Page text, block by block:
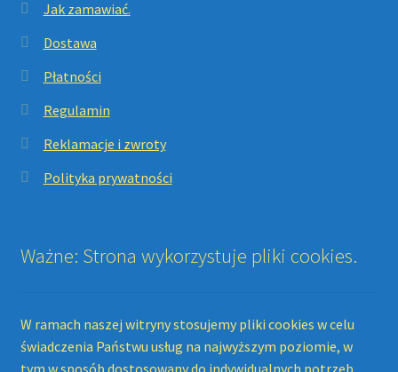
Jak zamawiać.
Dostawa
Płatności
Regulamin
Reklamacje i zwroty
Polityka prywatności
Ważne: Strona wykorzystuje pliki cookies.
W ramach naszej witryny stosujemy pliki cookies w celu
świadczenia Państwu usług na najwyższym poziomie, w
tym w sposób dostosowany do indywidualnych potrzeb.